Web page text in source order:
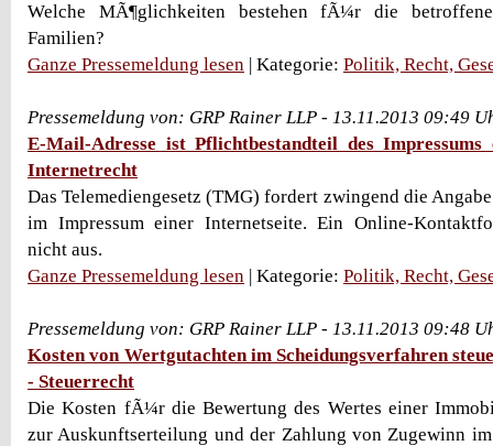
Welche MÃ¶glichkeiten bestehen fÃ¼r die
Familien?
Ganze Pressemeldung lesen | Kategorie: Politik, Recht,
Pressemeldung von: GRP Rainer LLP - 13.11.2013 09:49
E-Mail-Adresse ist Pflichtbestandteil des
Internetrecht
Das Telemediengesetz (TMG) fordert zwingend die
im Impressum einer Internetseite. Ein Online-
nicht aus.
Ganze Pressemeldung lesen | Kategorie: Politik, Recht,
Pressemeldung von: GRP Rainer LLP - 13.11.2013 09:48
Kosten von Wertgutachten im Scheidungsverfahren
- Steuerrecht
Die Kosten fÃ¼r die Bewertung des Wertes einer
zur Auskunftserteilung und der Zahlung von Zugewinn